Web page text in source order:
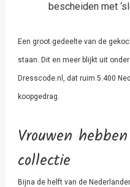
bescheiden met
Een groot gedeelte van de
staan. Dit en meer blijkt uit
Dresscode.nl, dat ruim 5.400
koopgedrag.
Vrouwen
collectie
Bijna de helft van de